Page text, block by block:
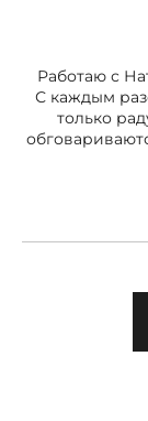
Работаю с
С каждым
только